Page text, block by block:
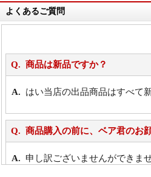
よくあるご質問
商品は新品ですか？
はい当店の出品商品はすべて
商品購入の前に、ベア君のお
申し訳ございませんができませ